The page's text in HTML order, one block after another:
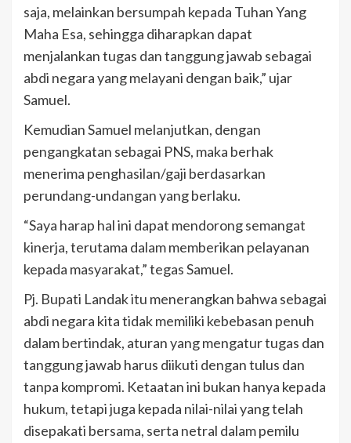
saja, melainkan bersumpah kepada Tuhan Yang
Maha Esa, sehingga diharapkan dapat
menjalankan tugas dan tanggung jawab sebagai
abdi negara yang melayani dengan baik,” ujar
Samuel.
Kemudian Samuel melanjutkan, dengan
pengangkatan sebagai PNS, maka berhak
menerima penghasilan/gaji berdasarkan
perundang-undangan yang berlaku.
“Saya harap hal ini dapat mendorong semangat
kinerja, terutama dalam memberikan pelayanan
kepada masyarakat,” tegas Samuel.
Pj. Bupati Landak itu menerangkan bahwa sebagai
abdi negara kita tidak memiliki kebebasan penuh
dalam bertindak, aturan yang mengatur tugas dan
tanggung jawab harus diikuti dengan tulus dan
tanpa kompromi. Ketaatan ini bukan hanya kepada
hukum, tetapi juga kepada nilai-nilai yang telah
disepakati bersama, serta netral dalam pemilu